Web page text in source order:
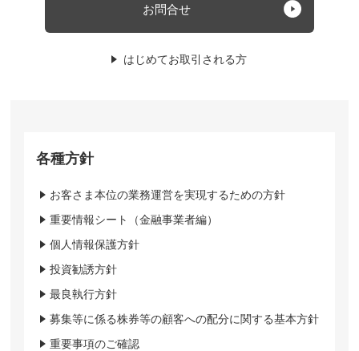
お問合せ
はじめてお取引される方
各種方針
お客さま本位の業務運営を実現するための方針
重要情報シート（金融事業者編）
個人情報保護方針
投資勧誘方針
最良執行方針
募集等に係る株券等の顧客への配分に関する基本方針
重要事項のご確認